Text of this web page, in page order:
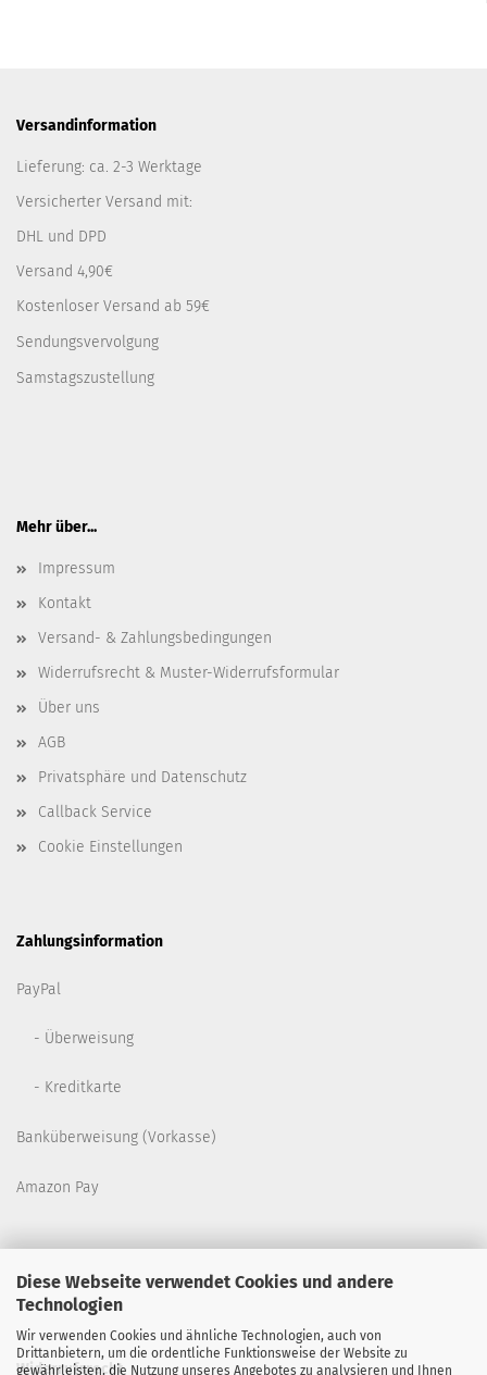
Diese Webseite verwendet Cookies und andere
Technologien
Wir verwenden Cookies und ähnliche Technologien, auch von
Drittanbietern, um die ordentliche Funktionsweise der Website zu
gewährleisten, die Nutzung unseres Angebotes zu analysieren und Ihnen
Versandinformation
Lieferung: ca. 2-3 Werktage
Versicherter Versand mit:
DHL und DPD
Versand 4,90€
Kostenloser Versand ab 59€
Sendungsvervolgung
Samstagszustellung
Mehr über...
Impressum
Kontakt
Versand- & Zahlungsbedingungen
Widerrufsrecht & Muster-Widerrufsformular
Über uns
AGB
Privatsphäre und Datenschutz
Callback Service
Cookie Einstellungen
Zahlungsinformation
PayPal
- Überweisung
- Kreditkarte
Banküberweisung (Vorkasse)
Amazon Pay
Widerrufsrecht